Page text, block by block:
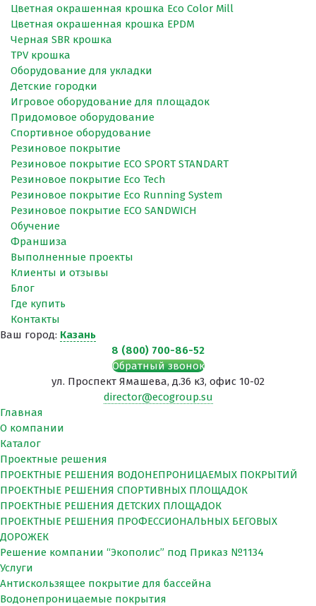
Цветная окрашенная крошка Eco Color Mill
Цветная окрашенная крошка EPDM
Черная SBR крошка
TPV крошка
Оборудование для укладки
Детские городки
Игровое оборудование для площадок
Придомовое оборудование
Спортивное оборудование
Резиновое покрытие
Резиновое покрытие ECO SPORT STANDART
Резиновое покрытие Eco Tech
Резиновое покрытие Eco Running System
Резиновое покрытие ECO SANDWICH
Обучение
Франшиза
Выполненные проекты
Клиенты и отзывы
Блог
Где купить
Контакты
Ваш город: Казань
8 (800) 700-86-52
Обратный звонок
ул. Проспект Ямашева, д.36 к3, офис 10-02
director@ecogroup.su
Главная
О компании
Каталог
Проектные решения
ПРОЕКТНЫЕ РЕШЕНИЯ ВОДОНЕПРОНИЦАЕМЫХ ПОКРЫТИЙ
ПРОЕКТНЫЕ РЕШЕНИЯ СПОРТИВНЫХ ПЛОЩАДОК
ПРОЕКТНЫЕ РЕШЕНИЯ ДЕТСКИХ ПЛОЩАДОК
ПРОЕКТНЫЕ РЕШЕНИЯ ПРОФЕССИОНАЛЬНЫХ БЕГОВЫХ
ДОРОЖЕК
Решение компании “Экополис” под Приказ №1134
Услуги
Антискользящее покрытие для бассейна
Водонепроницаемые покрытия